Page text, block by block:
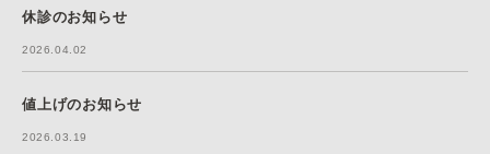
休診のお知らせ
2026.04.02
値上げのお知らせ
2026.03.19